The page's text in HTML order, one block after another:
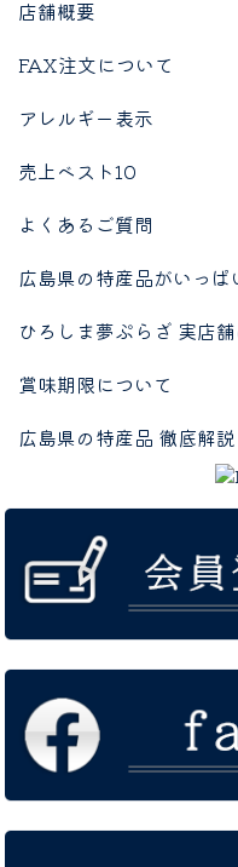
店舗概要
FAX注文について
アレルギー表示
売上ベスト10
よくあるご質問
広島県の特産品がいっ
ひろしま夢ぷらざ 実店
賞味期限について
広島県の特産品 徹底解説